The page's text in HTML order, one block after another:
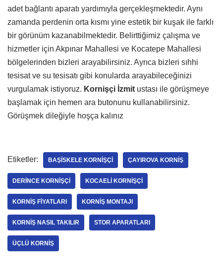
adet bağlantı aparatı yardımıyla gerçekleşmektedir. Aynı
zamanda perdenin orta kısmı yine estetik bir kuşak ile farklı
bir görünüm kazanabilmektedir. Belirttiğimiz çalışma ve
hizmetler için Akpınar Mahallesi ve Kocatepe Mahallesi
bölgelerinden bizleri arayabilirsiniz. Ayrıca bizleri sıhhi
tesisat ve su tesisatı gibi konularda arayabileceğinizi
vurgulamak istiyoruz. Kornişçi İzmit ustası ile görüşmeye
başlamak için hemen ara butonunu kullanabilirsiniz.
Görüşmek dileğiyle hoşça kalınız
Etiketler: BAŞISKELE KORNIŞÇI ÇAYIROVA KORNIŞ
DERINCE KORNIŞÇI KOCAELI KORNIŞÇI
KORNIŞ FIYATLARI KORNIŞ MONTAJI
KORNIŞ NASIL TAKILIR STOR APARATLARI
ÜÇLÜ KORNIŞ